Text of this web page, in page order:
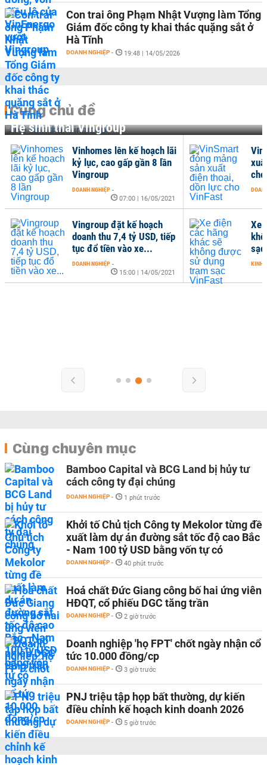
Con trai ông Phạm Nhật Vượng làm Tổng
Giám đốc công ty khai thác quặng sắt ở
Hà Tĩnh
DOANH NGHIỆP - 19:48 | 14/05/2026
Cùng chủ đề
Hệ sinh thái Vingroup
Xe
KINH
Vinhomes lên kế hoạch lãi
kỷ lục, cao gấp gần 8 lần
Vingroup
DOANH NGHIỆP -
07:00 | 16/05/2021
Vingroup đặt kế hoạch
doanh thu 7,4 tỷ USD, tiếp
tục đổ tiền vào xe...
DOANH NGHIỆP -
15:00 | 14/05/2021
Cùng chuyên mục
Bamboo Capital và BCG Land bị hủy tư
cách công ty đại chúng
DOANH NGHIỆP - 1 phút trước
Khởi tố Chủ tịch Công ty Mekolor từng đề
xuất làm dự án đường sắt tốc độ cao Bắc
- Nam 100 tỷ USD bằng vốn tự có
DOANH NGHIỆP - 40 phút trước
Hoá chất Đức Giang công bố hai ứng viên
HĐQT, cổ phiếu DGC tăng trần
DOANH NGHIỆP - 2 giờ trước
Doanh nghiệp 'họ FPT' chốt ngày nhận cổ
tức 10.000 đồng/cp
DOANH NGHIỆP - 3 giờ trước
PNJ triệu tập họp bất thường, dự kiến
điều chỉnh kế hoạch kinh doanh 2026
DOANH NGHIỆP - 5 giờ trước